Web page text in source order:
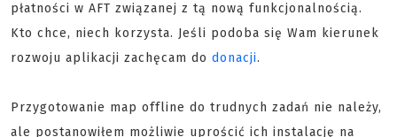
płatności w AFT związanej z tą nową funkcjonalnością.
Kto chce, niech korzysta. Jeśli podoba się Wam kierunek
rozwoju aplikacji zachęcam do donacji.
Przygotowanie map offline do trudnych zadań nie należy,
ale postanowiłem możliwie uprościć ich instalację na